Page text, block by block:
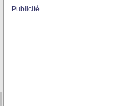
Publicité